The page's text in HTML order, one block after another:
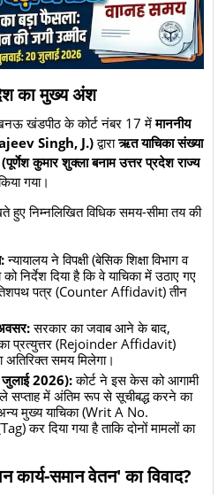
का मुख्य अंश
खंडपीठ के कोर्ट नंबर 17 मेंमाननीय
Singh, J.)द्वाराऋत याचिका संख्या
कुमार शुक्ला बनाम उत्तर प्रदेश राज्य
गया।
हुए निम्नलिखित विधिक समय-सीमा तय की
न्यायालय ने विपक्षी (बेसिक शिक्षा विभाग व
निर्देश दिया है कि वे याचिका में उठाए गए
पत्र (Counter Affidavit) तीन
सरकार का जवाब आने के बाद,
प्रत्युत्तर (Rejoinder Affidavit)
समय मिलेगा।
जुलाई 2026):कोर्ट ने इस केस को आगामी
सप्ताह में अंतिम रूप से सूचीबद्ध करने का
मुख्य याचिका (Writ A No.
कर दिया गया है ताकि दोनों मामलों का
कार्य-समान वेतन' का विवाद?